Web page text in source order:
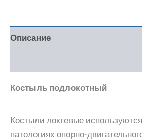
Описание
Костыль подлокотный
Костыли локтевые
патологиях опорно-